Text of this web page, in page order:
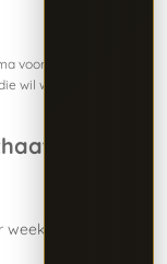
voor een periode
wil werken aan
en
(verdeeld